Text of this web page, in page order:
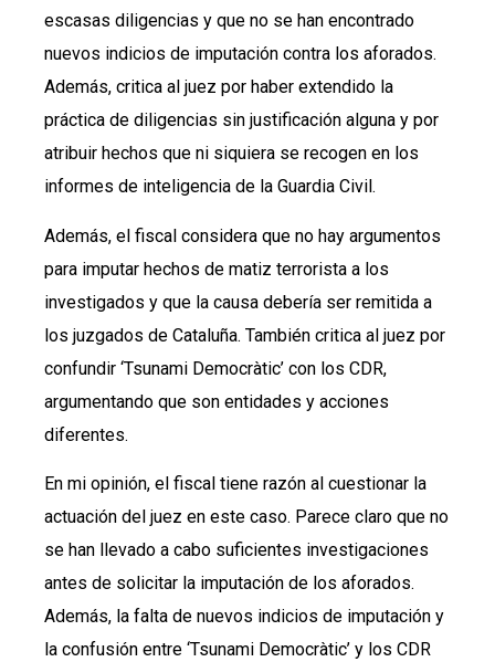
escasas diligencias y que no se han encontrado
nuevos indicios de imputación contra los aforados.
Además, critica al juez por haber extendido la
práctica de diligencias sin justificación alguna y por
atribuir hechos que ni siquiera se recogen en los
informes de inteligencia de la Guardia Civil.
Además, el fiscal considera que no hay argumentos
para imputar hechos de matiz terrorista a los
investigados y que la causa debería ser remitida a
los juzgados de Cataluña. También critica al juez por
confundir ‘Tsunami Democràtic’ con los CDR,
argumentando que son entidades y acciones
diferentes.
En mi opinión, el fiscal tiene razón al cuestionar la
actuación del juez en este caso. Parece claro que no
se han llevado a cabo suficientes investigaciones
antes de solicitar la imputación de los aforados.
Además, la falta de nuevos indicios de imputación y
la confusión entre ‘Tsunami Democràtic’ y los CDR